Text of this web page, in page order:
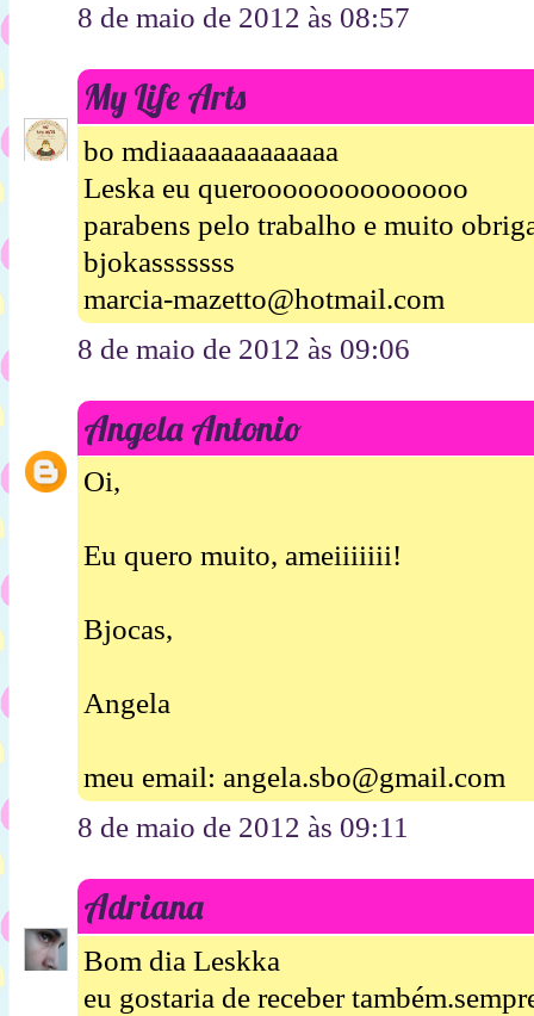
8 de maio de 2012 às 08:57
My Life Arts
bo mdiaaaaaaaaaaaaa
Leska eu queroooooooooooooo
parabens pelo trabalho e muito
bjokasssssss
marcia-mazetto@hotmail.com
8 de maio de 2012 às 09:06
Angela Antonio
Oi,
Eu quero muito, ameiiiiiii!
Bjocas,
Angela
meu email: angela.sbo@gmail.com
8 de maio de 2012 às 09:11
Adriana
Bom dia Leskka
eu gostaria de receber